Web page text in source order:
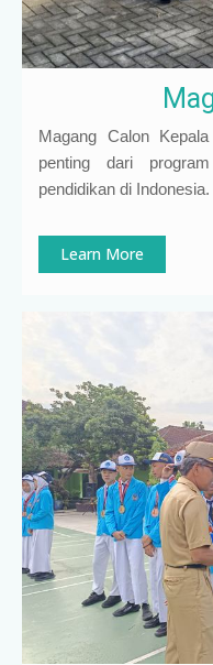
Magang Calon
penting dari program
pendidikan di Indonesia.
Learn More